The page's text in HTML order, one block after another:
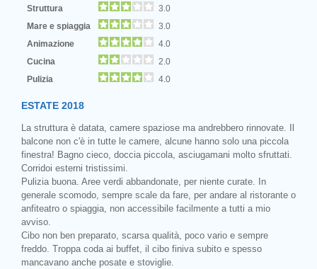
Struttura
3.0
Mare e spiaggia
3.0
Animazione
4.0
Cucina
2.0
Pulizia
4.0
ESTATE 2018
La struttura è datata, camere spaziose ma andrebbero rinnovate. Il
balcone non c'è in tutte le camere, alcune hanno solo una piccola
finestra! Bagno cieco, doccia piccola, asciugamani molto sfruttati.
Corridoi esterni tristissimi.
Pulizia buona. Aree verdi abbandonate, per niente curate. In
generale scomodo, sempre scale da fare, per andare al ristorante o
anfiteatro o spiaggia, non accessibile facilmente a tutti a mio
avviso.
Cibo non ben preparato, scarsa qualità, poco vario e sempre
freddo. Troppa coda ai buffet, il cibo finiva subito e spesso
mancavano anche posate e stoviglie.